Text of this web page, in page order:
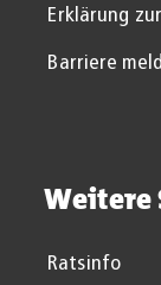
Erklärung
Barriere
Weitere
Ratsinfo